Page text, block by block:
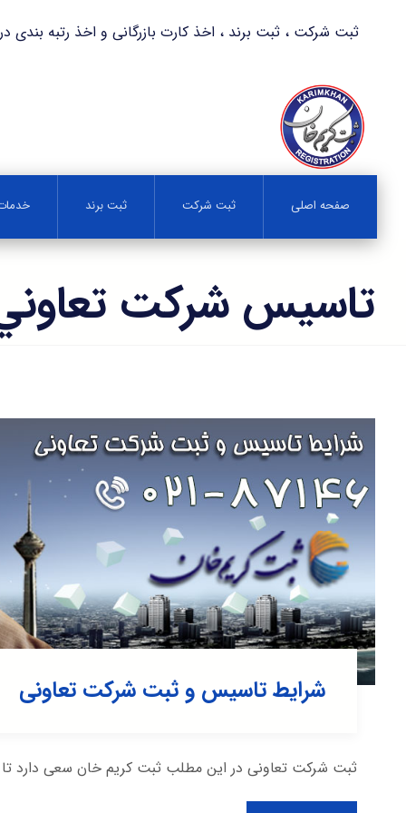
ثبت شرکت ، ثبت برند ، اخذ کارت بازرگانی و اخذ رتبه بندی در کمترین
صفحه اصلی ثبت شرکت ثبت برند
تاسيس شركت
شرایط تاسیس و ثبت شرکت تعاونی
ثبت شرکت تعاونی در این مطلب ثبت کریم خان سعی دارد